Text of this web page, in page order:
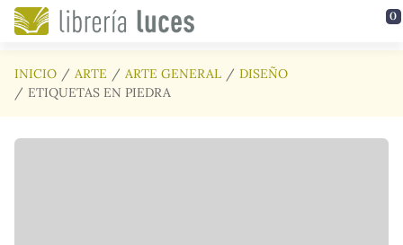
Saltar al contenido principal 0
INICIO ARTE ARTE GENERAL
DISEÑO
ETIQUETAS EN PIEDRA